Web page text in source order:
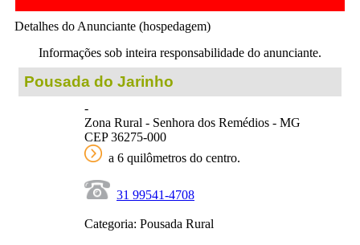
Detalhes do Anunciante (hospedagem)
Informações sob inteira responsabilidade do anunciante.
Pousada do Jarinho
-
Zona Rural - Senhora dos Remédios - MG
CEP 36275-000
a 6 quilômetros do centro.
31 99541-4708
Categoria: Pousada Rural